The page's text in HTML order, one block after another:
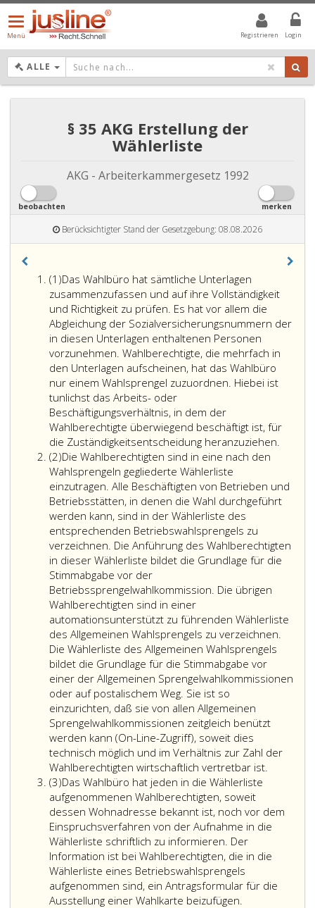
Registrieren Login
Menü
öffnen/schließen
Menü
ALLE DROPDOWN: GEWÄHLTER WERT IST ALLE
§ 35 AKG Erstellung der
Wählerliste
AKG - Arbeiterkammergesetz 1992
beobachten merken
Berücksichtigter Stand der Gesetzgebung: 08.08.2026
(1)Absatz
eins
Das Wahlbüro hat sämtliche Unterlagen
zusammenzufassen und auf ihre Vollständigkeit
und Richtigkeit zu prüfen. Es hat vor allem die
Abgleichung der Sozialversicherungsnummern der
in diesen Unterlagen enthaltenen Personen
vorzunehmen. Wahlberechtigte, die mehrfach in
den Unterlagen aufscheinen, hat das Wahlbüro
nur einem Wahlsprengel zuzuordnen. Hiebei ist
tunlichst das Arbeits- oder
Beschäftigungsverhältnis, in dem der
Wahlberechtigte überwiegend beschäftigt ist, für
die Zuständigkeitsentscheidung heranzuziehen.
(2)Absatz
2
Die Wahlberechtigten sind in eine nach den
Wahlsprengeln gegliederte Wählerliste
einzutragen. Alle Beschäftigten von Betrieben und
Betriebsstätten, in denen die Wahl durchgeführt
werden kann, sind in der Wählerliste des
entsprechenden Betriebswahlsprengels zu
verzeichnen. Die Anführung des Wahlberechtigten
in dieser Wählerliste bildet die Grundlage für die
Stimmabgabe vor der
Betriebssprengelwahlkommission. Die übrigen
Wahlberechtigten sind in einer
automationsunterstützt zu führenden Wählerliste
des Allgemeinen Wahlsprengels zu verzeichnen.
Die Wählerliste des Allgemeinen Wahlsprengels
bildet die Grundlage für die Stimmabgabe vor
einer der Allgemeinen Sprengelwahlkommissionen
oder auf postalischem Weg. Sie ist so
einzurichten, daß sie von allen Allgemeinen
Sprengelwahlkommissionen zeitgleich benützt
werden kann (On-Line-Zugriff), soweit dies
technisch möglich und im Verhältnis zur Zahl der
Wahlberechtigten wirtschaftlich vertretbar ist.
(3)Absatz
3
Das Wahlbüro hat jeden in die Wählerliste
aufgenommenen Wahlberechtigten, soweit
dessen Wohnadresse bekannt ist, noch vor dem
Einspruchsverfahren von der Aufnahme in die
Wählerliste schriftlich zu informieren. Der
Information ist bei Wahlberechtigten, die in die
Wählerliste eines Betriebswahlsprengels
aufgenommen sind, ein Antragsformular für die
Ausstellung einer Wahlkarte beizufügen.